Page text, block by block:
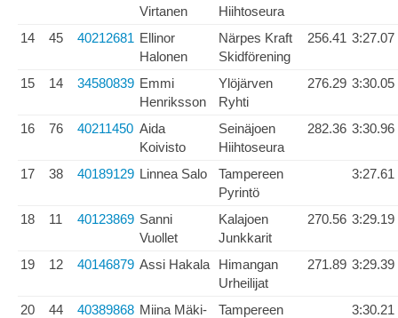
Virtanen
Hiihtoseura
14 45 40212681 Ellinor
Halonen
Närpes Kraft
Skidförening
256.41 3:27.07
15 14 34580839 Emmi
Henriksson
Ylöjärven
Ryhti
276.29 3:30.05
16 76 40211450 Aida
Koivisto
Seinäjoen
Hiihtoseura
282.36 3:30.96
17 38 40189129 Linnea Salo
Tampereen
Pyrintö
3:27.61
18 11 40123869 Sanni
Vuollet
Kalajoen
Junkkarit
270.56 3:29.19
19 12 40146879 Assi Hakala
Himangan
Urheilijat
271.89 3:29.39
20 44 40389868 Miina Mäki-
Tampereen
3:30.21